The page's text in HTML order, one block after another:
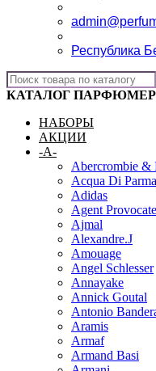
Республика
КАТАЛОГ
НАБОРЫ
АКЦИИ
-A-
Abercrombie &
Acqua Di Parma
Adidas
Agent
Ajmal
Alexandre.J
Amouage
Angel Schlesser
Annayake
Annick Goutal
Antonio
Aramis
Armaf
Armand Basi